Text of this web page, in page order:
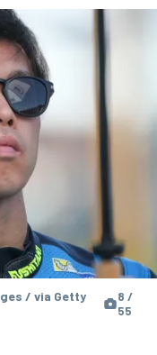
/ via Getty
8 /
55